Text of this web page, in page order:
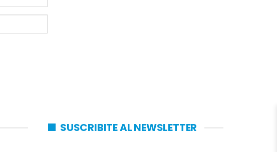
SUSCRIBITE AL NEWSLETTER